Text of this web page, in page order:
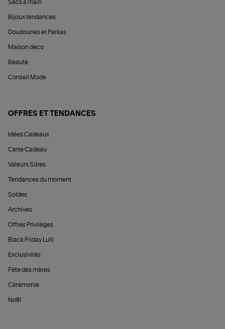
Sacs à main
Bijoux tendances
Doudounes et Parkas
Maison déco
Beauté
Conseil Mode
OFFRES ET TENDANCES
Idées Cadeaux
Carte Cadeau
Valeurs Sûres
Tendances du moment
Soldes
Archives
Offres Privilèges
Black Friday Lulli
Exclusivités
Fête des mères
Cérémonie
Noël